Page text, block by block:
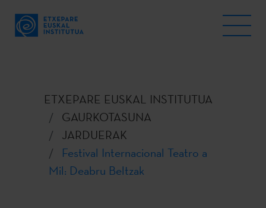
ETXEPARE EUSKAL INSTITUTUA
GAURKOTASUNA
JARDUERAK
Festival Internacional Teatro a
Mil: Deabru Beltzak